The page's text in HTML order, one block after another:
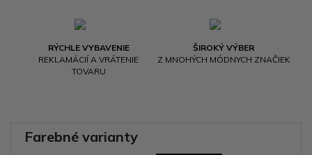
RÝCHLE VYBAVENIE
REKLAMÁCIÍ A VRÁTENIE
TOVARU
ŠIROKÝ VÝBER
Z MNOHÝCH MÓDNYCH ZNAČIEK
Farebné varianty